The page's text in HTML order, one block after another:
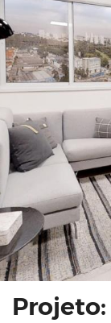
Projeto: